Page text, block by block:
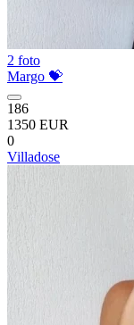
2 foto
Margo 💝
186
1350 EUR
0
Villadose